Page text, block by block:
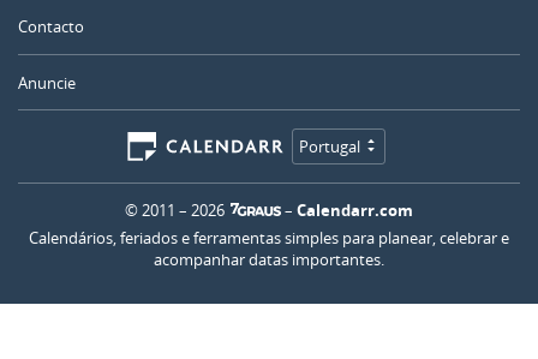
Contacto
Anuncie
Portugal
© 2011 – 2026 – Calendarr.com
Calendários, feriados e ferramentas simples para planear, celebrar e
acompanhar datas importantes.